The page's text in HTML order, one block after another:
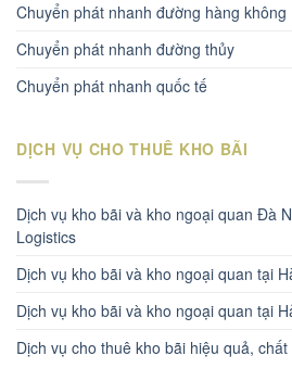
Chuyển phát nhanh đường hàng không
Chuyển phát nhanh đường thủy
Chuyển phát nhanh quốc tế
DỊCH VỤ CHO THUÊ KHO BÃI
Dịch vụ kho bãi và kho ngoại quan Đà
Logistics
Dịch vụ kho bãi và kho ngoại quan tại
Dịch vụ kho bãi và kho ngoại quan tại
Dịch vụ cho thuê kho bãi hiệu quả,